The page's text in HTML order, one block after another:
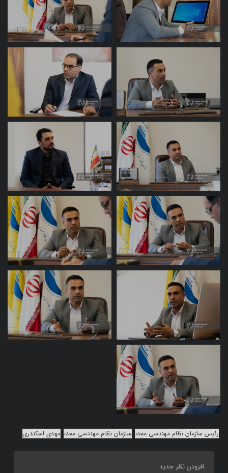
رئیس سازمان نظام مهندسی معدن سازمان نظام مهندسی معدن مهدی اسکندری
افزودن نظر جدید